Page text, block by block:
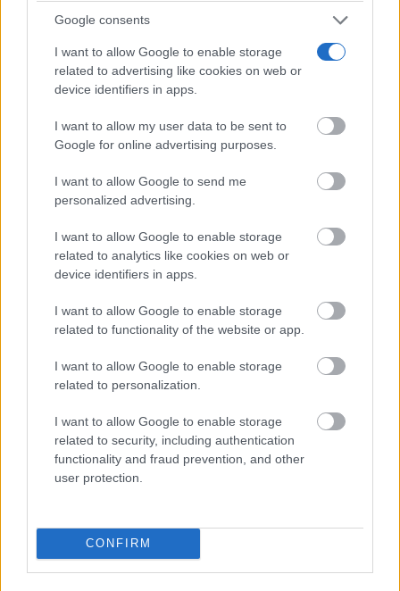
Google consents
I want to allow Google to enable storage
related to advertising like cookies on web or
device identifiers in apps.
I want to allow my user data to be sent to
Google for online advertising purposes.
I want to allow Google to send me
personalized advertising.
I want to allow Google to enable storage
related to analytics like cookies on web or
device identifiers in apps.
I want to allow Google to enable storage
related to functionality of the website or app.
I want to allow Google to enable storage
related to personalization.
I want to allow Google to enable storage
related to security, including authentication
functionality and fraud prevention, and other
user protection.
CONFIRM
¿Por qué se contagia?
La ciencia explica por qué el bostezo es contagioso
Esa canción antigua que no olvidas tiene una
explicación